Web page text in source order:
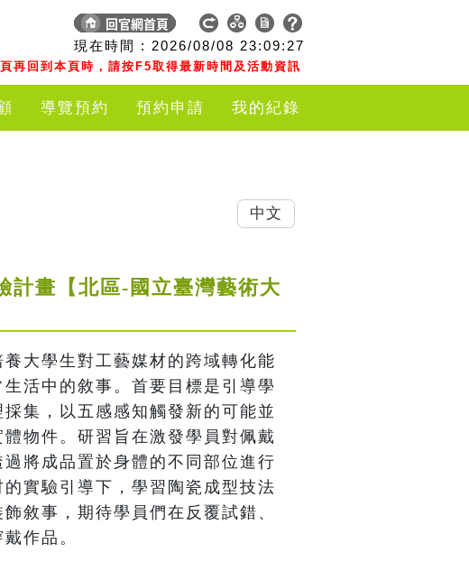
現在時間 : 2026/08/08 23:09:28
再回到本頁時，請按F5取得最新時間及活動資訊
導覽預約 預約申請 我的紀錄
計畫【北區-國立臺灣藝術大
大學生對工藝媒材的跨域轉化能
活中的敘事。首要目標是引導學
集，以五感感知觸發新的可能並
物件。研習旨在激發學員對佩戴
將成品置於身體的不同部位進行
實驗引導下，學習陶瓷成型技法
敘事，期待學員們在反覆試錯、
作品。